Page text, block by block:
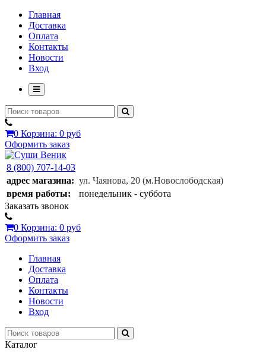
Главная
Доставка
Оплата
Контакты
Новости
Вход
0 Корзина: 0 руб
Оформить заказ
8 (800) 707-14-03
адрес магазина: ул. Чаянова, 20 (м.Новослободская)
время работы:
понедельник - суббота
Заказать звонок
0 Корзина: 0 руб
Оформить заказ
Главная
Доставка
Оплата
Контакты
Новости
Вход
Каталог